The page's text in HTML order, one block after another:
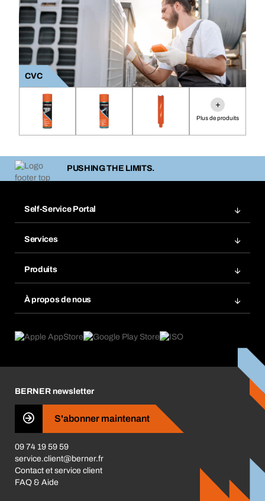
CVC
+
Plus de produits
PUSHING THE LIMITS.
Self-Service Portal
Favoris
Commande automatique
Retour & Réclamation
Services
Gestion des risques chimiques
eProcurement
Guides de choix
Produits
Catégories produits
À propos de nous
Ce qui nous motive
Les magasins BERNER
Presse
Business Conduct
BERNER newsletter
S'abonner maintenant
09 74 19 59 59
service.client@berner.fr
Contact et service client
FAQ & Aide